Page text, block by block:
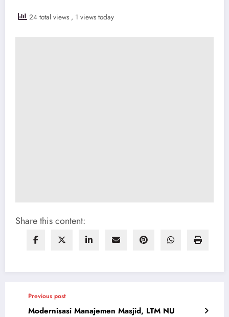
24 total views , 1 views today
Share this content:
Previous post
Modernisasi Manajemen Masjid, LTM NU